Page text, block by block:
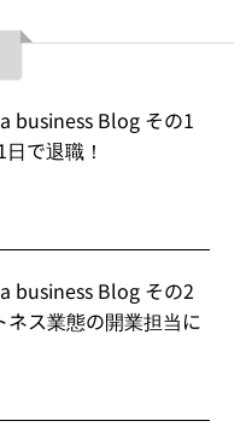
business Blog その1
で退職！
business Blog その2
ネス業態の開業担当に